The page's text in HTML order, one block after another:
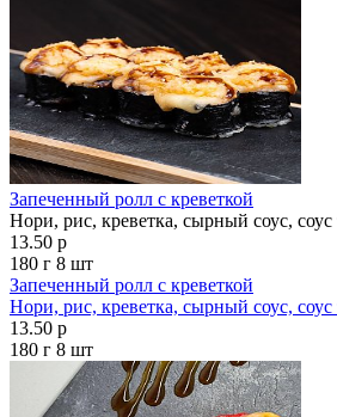
Запеченный ролл с креветкой
Нори, рис, креветка, сырный соус,
13.50 р
180 г 8 шт
Запеченный ролл с креветкой
Нори, рис, креветка, сырный соус,
13.50 р
180 г 8 шт